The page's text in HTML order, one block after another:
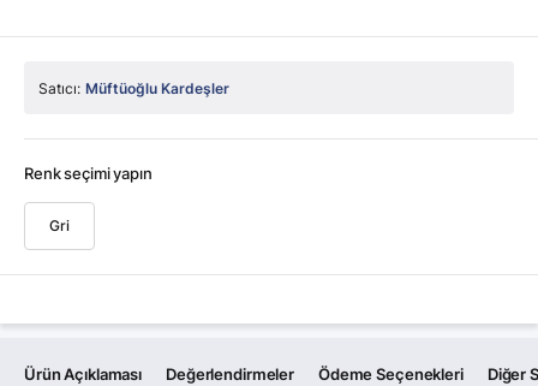
Satıcı: Müftüoğlu Kardeşler
Renk seçimi yapın
Gri
Ürün Açıklaması Değerlendirmeler Ödeme Seçenekleri Diğer